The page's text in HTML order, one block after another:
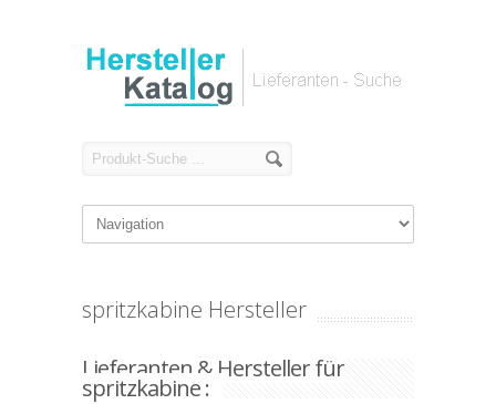
spritzkabine Hersteller
Lieferanten & Hersteller für
spritzkabine :